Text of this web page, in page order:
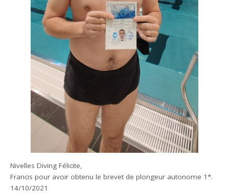
Nivelles Diving Félicite,
Francis pour avoir obtenu le brevet de plongeur autonome 1*.
14/10/2021